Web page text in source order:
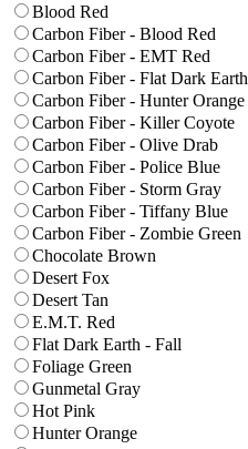
Blood Red
Carbon Fiber - Blood Red
Carbon Fiber - EMT Red
Carbon Fiber - Flat Dark Earth
Carbon Fiber - Hunter Orange
Carbon Fiber - Killer Coyote
Carbon Fiber - Olive Drab
Carbon Fiber - Police Blue
Carbon Fiber - Storm Gray
Carbon Fiber - Tiffany Blue
Carbon Fiber - Zombie Green
Chocolate Brown
Desert Fox
Desert Tan
E.M.T. Red
Flat Dark Earth - Fall
Foliage Green
Gunmetal Gray
Hot Pink
Hunter Orange